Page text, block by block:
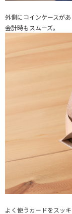
外側にコインケースが
会計時もスムーズ。
よく使うカードをスッ